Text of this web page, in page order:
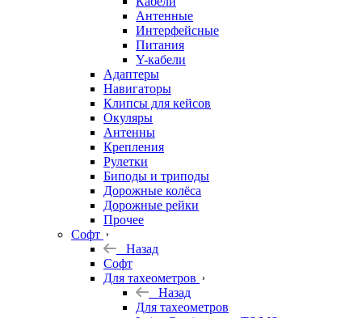
Антенные
Интерфейсные
Питания
Y-кабели
Адаптеры
Навигаторы
Клипсы для кейсов
Окуляры
Антенны
Крепления
Рулетки
Биподы и триподы
Дорожные колёса
Дорожные рейки
Прочее
Софт
Назад
Софт
Для тахеометров
Назад
Для тахеометров